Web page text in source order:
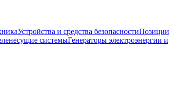
Устройства и средства безопасностиПозиции
системыГенераторы электроэнергии и